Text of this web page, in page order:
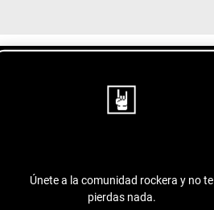
Únete a la comunidad rockera y no te
pierdas nada.
Plain Drifter - Canine Reputation